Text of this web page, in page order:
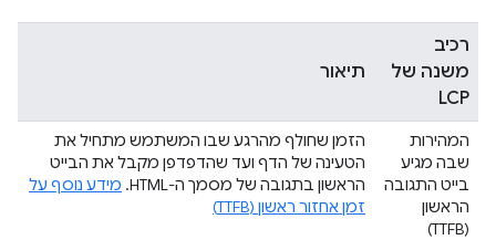
רכיב
משנה של
LCP
תיאור
המהירות
שבה מגיע
בייט התגובה
הראשון
(TTFB)
הזמן שחולף מהרגע שבו המשתמש מתחיל את
הטעינה של הדף ועד שהדפדפן מקבל את הבייט
הראשון בתגובה של מסמך ה-HTML.
מידע נוסף על
זמן אחזור ראשון (TTFB)